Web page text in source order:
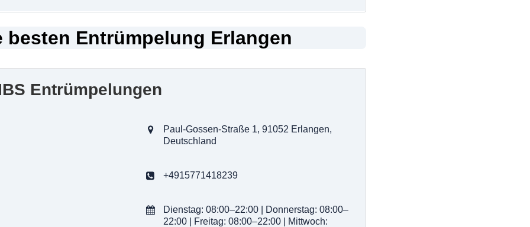
besten Entrümpelung Erlangen
Entrümpelungen
Paul-Gossen-Straße 1, 91052 Erlangen,
Deutschland
+4915771418239
Dienstag: 08:00–22:00 | Donnerstag: 08:00–
22:00 | Freitag: 08:00–22:00 | Mittwoch: